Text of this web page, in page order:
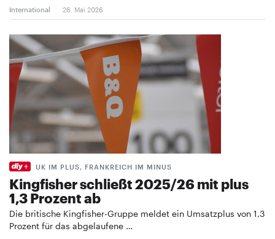
International 26. Mai 2026
UK IM PLUS, FRANKREICH IM MINUS
Kingfisher schließt 2025/26 mit plus
1,3 Prozent ab
Die britische Kingfisher-Gruppe meldet ein Umsatzplus von 1,3
Prozent für das abgelaufene …